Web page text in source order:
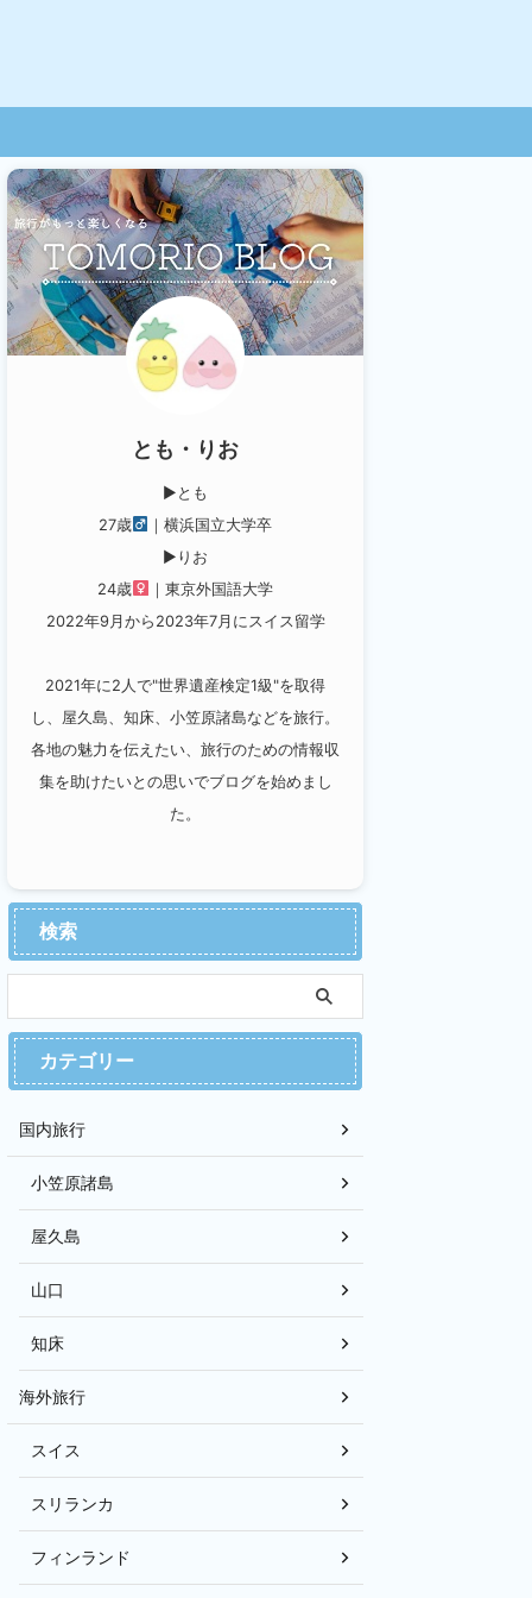
とも・りお
▶︎とも
27歳
｜横浜国立大学卒
▶︎りお
24歳
｜東京外国語大学
2022年9月から2023年7月にスイス留学
2021年に2人で"世界遺産検定1級"を取得
し、屋久島、知床、小笠原諸島などを旅行。
各地の魅力を伝えたい、旅行のための情報収
集を助けたいとの思いでブログを始めまし
た。
検索
カテゴリー
国内旅行
小笠原諸島
屋久島
山口
知床
海外旅行
スイス
スリランカ
フィンランド